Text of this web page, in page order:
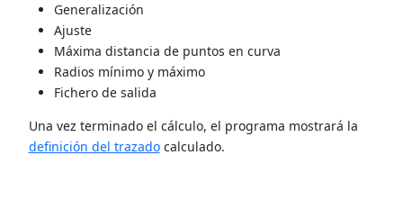
Generalización
Ajuste
Máxima distancia de puntos en curva
Radios mínimo y máximo
Fichero de salida
Una vez terminado el cálculo, el programa mostrará la
definición del trazadocalculado.